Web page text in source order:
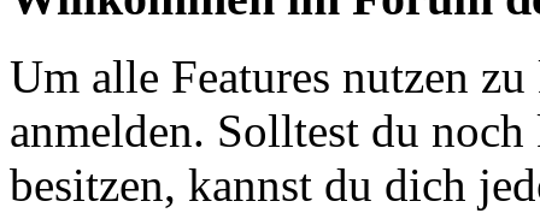
Um alle Features nutzen
anmelden. Solltest du
besitzen, kannst du dich